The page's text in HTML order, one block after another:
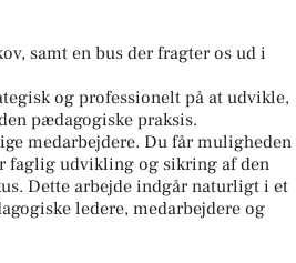
samt en bus der fragter os ud i
og professionelt på at udvikle,
pædagogiske praksis.
medarbejdere. Du får muligheden
faglig udvikling og sikring af den
Dette arbejde indgår naturligt i et
ledere, medarbejdere og